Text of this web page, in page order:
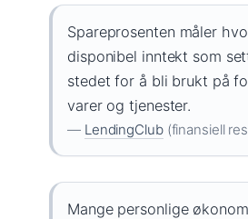
Spareprosenten måler
disponibel inntekt som
stedet for å bli brukt på
varer og tjenester.
— LendingClub(finansiell
Mange personlige